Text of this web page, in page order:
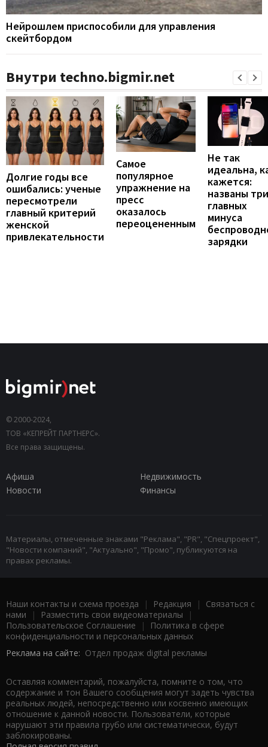
Нейрошлем приспособили для управления
скейтбордом
Внутри techno.bigmir.net
Долгие годы все
ошибались: ученые
пересмотрели
главный критерий
женской
привлекательности
Самое
популярное
упражнение на
пресс
оказалось
переоцененным
Не так
идеальна,
кажется:
названы три
главных
минуса
зарядки
© 2000-2024,
ТОВ «КЕПРЕЙТ ПАРТНЕРС».
Все права защищены.
Афиша
Недвижимость
Новости
Финансы
Материалы, отмеченные знаками "Реклама", "PR", "Спецпроект",
"Новости компаний", "Актуально", "Промо", публикуются на
правах рекламы.
Наши контакты и схема проезда | Редакция | Связаться с
нами | Разместить свои видеоматериалы |
Пользовательское Соглашение |
Политика в сфере
конфиденциальности и персональных данных
Реклама на сайте: Отдел продаж digital рекламы
Оставляя комментарий, пожалуйста, помните о том, что
содержание и тон Вашего сообщения могут задеть чувства
реальных людей, непосредственно или косвенно имеющих
отношение к данной новости. Пользователи, которые
нарушают эти правила грубо или систематически, будут
заблокированы.